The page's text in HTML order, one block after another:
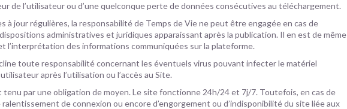
de l’utilisateur ou d’une quelconque perte de données consécutives au téléchargement.
à jour régulières, la responsabilité de Temps de Vie ne peut être engagée en cas de
administratives et juridiques apparaissant après la publication. Il en est de même
l’interprétation des informations communiquées sur la plateforme.
toute responsabilité concernant les éventuels virus pouvant infecter le matériel
après l’utilisation ou l’accès au Site.
tenu par une obligation de moyen. Le site fonctionne 24h/24 et 7j/7. Toutefois, en cas de
de connexion ou encore d’engorgement ou d’indisponibilité du site liée aux